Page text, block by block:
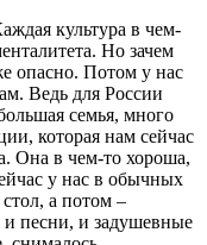
культура в чем-
Но зачем
опасно. Потом у нас
Ведь для России
семья, много
которая нам сейчас
Она в чем-то хороша,
у нас в обычных
а потом –
песни, и задушевные